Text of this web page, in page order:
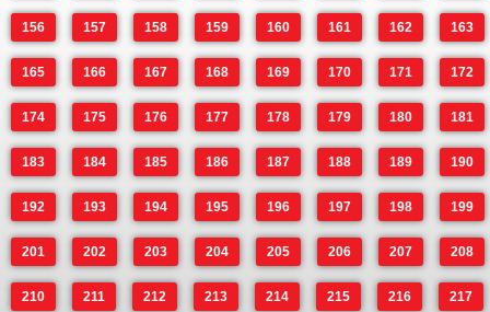
156 157 158 159 160 161 162 163
165 166 167 168 169 170 171 172
174 175 176 177 178 179 180 181
183 184 185 186 187 188 189 190
192 193 194 195 196 197 198 199
201 202 203 204 205 206 207 208
210 211 212 213 214 215 216 217